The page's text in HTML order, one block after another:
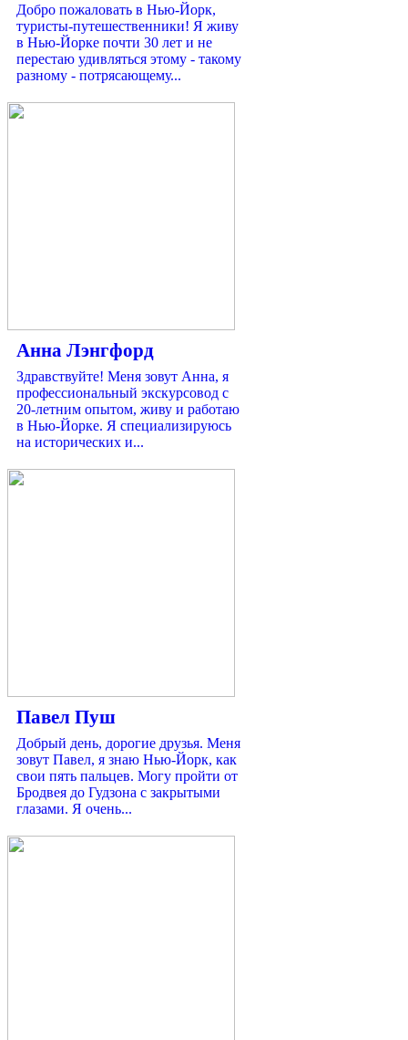
Добро пожаловать в Нью-Йорк,
туристы-путешественники! Я живу
в Нью-Йорке почти 30 лет и не
перестаю удивляться этому - такому
разному - потрясающему...
Анна Лэнгфорд
Здравствуйте! Меня зовут Анна, я
профессиональный экскурсовод с
20-летним опытом, живу и работаю
в Нью-Йорке. Я специализируюсь
на исторических и...
Павел Пуш
Добрый день, дорогие друзья. Меня
зовут Павел, я знаю Нью-Йорк, как
свои пять пальцев. Могу пройти от
Бродвея до Гудзона с закрытыми
глазами. Я очень...